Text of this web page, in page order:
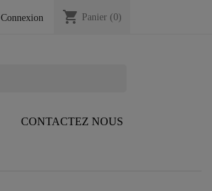
Connexion shopping_cart Panier (0)
CONTACTEZ NOUS